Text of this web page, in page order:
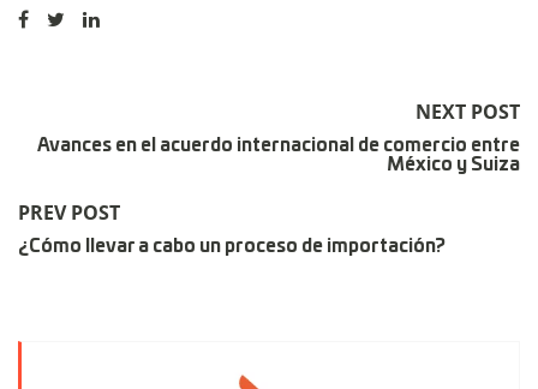
NEXT POST
Avances en el acuerdo internacional de comercio entre
México y Suiza
PREV POST
¿Cómo llevar a cabo un proceso de importación?